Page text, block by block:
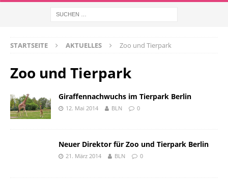
STARTSEITE AKTUELLES Zoo und Tierpark
Zoo und Tierpark
Giraffennachwuchs im Tierpark Berlin
12. Mai 2014 BLN 0
Neuer Direktor für Zoo und Tierpark Berlin
21. März 2014 BLN 0